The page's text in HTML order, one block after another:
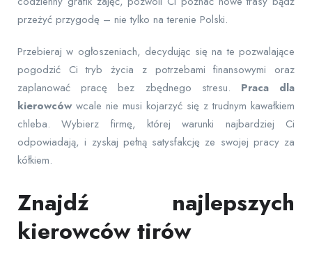
przeżyć przygodę – nie tylko na terenie Polski.
Przebieraj w ogłoszeniach, decydując się na te pozwalające
pogodzić Ci tryb życia z potrzebami finansowymi oraz
zaplanować pracę bez zbędnego stresu. Praca dla
kierowcówwcale nie musi kojarzyć się z trudnym kawałkiem
chleba. Wybierz firmę, której warunki najbardziej Ci
odpowiadają, i zyskaj pełną satysfakcję ze swojej pracy za
kółkiem.
Znajdź najlepszych
kierowców tirów